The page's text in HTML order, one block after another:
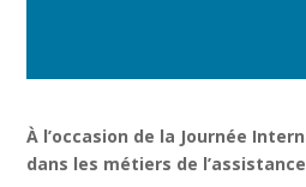
À l’occasion de la Journée
dans les métiers de